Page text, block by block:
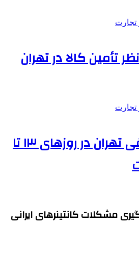
تجارت
تأمین کالا در تهران
تجارت
اتحادیه های صنفی تهران در روزهای ۱۳ تا
مشکلات کانتینرهای ایرانی